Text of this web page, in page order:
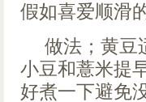
假如喜爱顺滑
做法；黄豆
小豆和薏米提
好煮一下避免